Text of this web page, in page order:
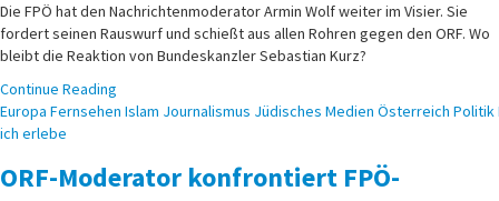
Die FPÖ hat den Nachrichtenmoderator Armin Wolf weiter im Visier. Sie
fordert seinen Rauswurf und schießt aus allen Rohren gegen den ORF. Wo
bleibt die Reaktion von Bundeskanzler Sebastian Kurz?
Continue Reading
Posted
in
Europa Fernsehen Islam Journalismus Jüdisches Medien Österreich Politik
ich erlebe
ORF-Moderator konfrontiert FPÖ-